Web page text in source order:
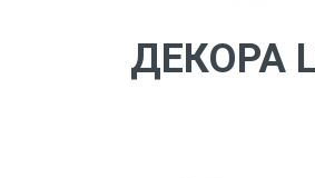
Засоби для
і кріплення кабеля
ДЕКОРА